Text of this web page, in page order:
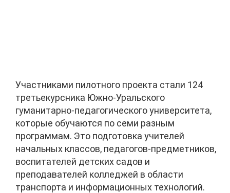
Участниками пилотного проекта стали 124
третьекурсника Южно-Уральского
гуманитарно-педагогического университета,
которые обучаются по семи разным
программам. Это подготовка учителей
начальных классов, педагогов-предметников,
воспитателей детских садов и
преподавателей колледжей в области
транспорта и информационных технологий.